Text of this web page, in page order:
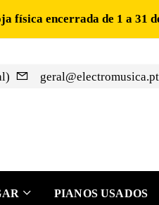
física encerrada de 1 a 31
geral@electromusica.pt
PIANOS USADOS